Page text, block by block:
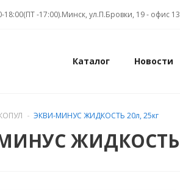
18:00(ПТ -17:00).Минск, ул.П.Бровки, 19 - офис
Каталог Новости
ЭКВИ-МИНУС ЖИДКОСТЬ 20л, 25кг